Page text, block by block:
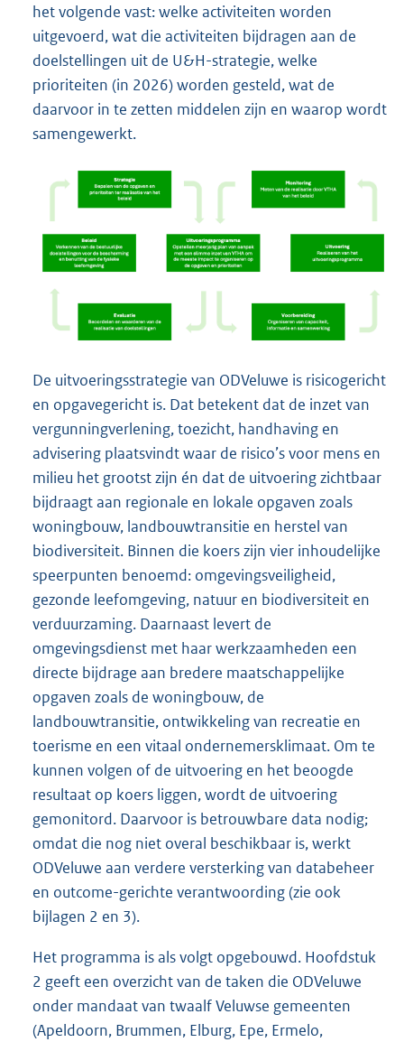
het volgende vast: welke activiteiten worden
uitgevoerd, wat die activiteiten bijdragen aan de
doelstellingen uit de U&H-strategie, welke
prioriteiten (in 2026) worden gesteld, wat de
daarvoor in te zetten middelen zijn en waarop wordt
samengewerkt.
De uitvoeringsstrategie van ODVeluwe is risicogericht
en opgavegericht is. Dat betekent dat de inzet van
vergunningverlening, toezicht, handhaving en
advisering plaatsvindt waar de risico’s voor mens en
milieu het grootst zijn én dat de uitvoering zichtbaar
bijdraagt aan regionale en lokale opgaven zoals
woningbouw, landbouwtransitie en herstel van
biodiversiteit. Binnen die koers zijn vier inhoudelijke
speerpunten benoemd: omgevingsveiligheid,
gezonde leefomgeving, natuur en biodiversiteit en
verduurzaming. Daarnaast levert de
omgevingsdienst met haar werkzaamheden een
directe bijdrage aan bredere maatschappelijke
opgaven zoals de woningbouw, de
landbouwtransitie, ontwikkeling van recreatie en
toerisme en een vitaal ondernemersklimaat. Om te
kunnen volgen of de uitvoering en het beoogde
resultaat op koers liggen, wordt de uitvoering
gemonitord. Daarvoor is betrouwbare data nodig;
omdat die nog niet overal beschikbaar is, werkt
ODVeluwe aan verdere versterking van databeheer
en outcome-gerichte verantwoording (zie ook
bijlagen 2 en 3).
Het programma is als volgt opgebouwd. Hoofdstuk
2 geeft een overzicht van de taken die ODVeluwe
onder mandaat van twaalf Veluwse gemeenten
(Apeldoorn, Brummen, Elburg, Epe, Ermelo,